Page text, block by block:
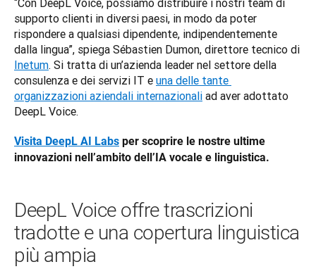
supporto clienti in diversi paesi, in modo da poter
rispondere a qualsiasi dipendente, indipendentemente
Inetum. Si tratta di un’azienda leader nel settore della
consulenza e dei servizi IT e una delle tante
organizzazioni aziendali internazionali ad aver adottato
DeepL Voice.
Visita DeepL AI Labs per scoprire le nostre ultime
innovazioni nell’ambito dell’IA vocale e linguistica.
DeepL Voice offre trascrizioni
tradotte e una copertura linguistica
più ampia